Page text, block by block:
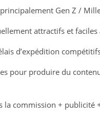
Gen Z /
attractifs et
d’expédition
pour produire du
la commission + publicité